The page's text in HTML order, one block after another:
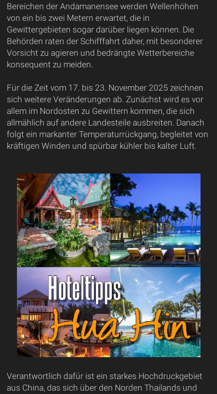
Bereichen der Andamanensee werden Wellenhöhen
von ein bis zwei Metern erwartet, die in
Gewittergebieten sogar darüber liegen können. Die
Behörden raten der Schifffahrt daher, mit besonderer
Vorsicht zu agieren und bedrängte Wetterbereiche
konsequent zu meiden.
Für die Zeit vom 17. bis 23. November 2025 zeichnen
sich weitere Veränderungen ab. Zunächst wird es vor
allem im Nordosten zu Gewittern kommen, die sich
allmählich auf andere Landesteile ausbreiten. Danach
folgt ein markanter Temperaturrückgang, begleitet von
kräftigen Winden und spürbar kühler bis kalter Luft.
Verantwortlich dafür ist ein starkes Hochdruckgebiet
aus China, das sich über den Norden Thailands und